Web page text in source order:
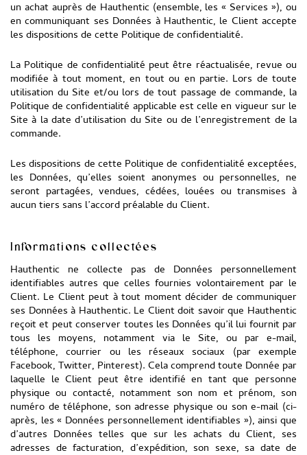
un achat auprès de Hauthentic (ensemble, les « Services »), ou
en communiquant ses Données à Hauthentic, le Client accepte
les dispositions de cette Politique de confidentialité.
La Politique de confidentialité peut être réactualisée, revue ou
modifiée à tout moment, en tout ou en partie. Lors de toute
utilisation du Site et/ou lors de tout passage de commande, la
Politique de confidentialité applicable est celle en vigueur sur le
Site à la date d’utilisation du Site ou de l’enregistrement de la
commande.
Les dispositions de cette Politique de confidentialité exceptées,
les Données, qu’elles soient anonymes ou personnelles, ne
seront partagées, vendues, cédées, louées ou transmises à
aucun tiers sans l’accord préalable du Client.
Informations collectées
Hauthentic ne collecte pas de Données personnellement
identifiables autres que celles fournies volontairement par le
Client. Le Client peut à tout moment décider de communiquer
ses Données à Hauthentic. Le Client doit savoir que Hauthentic
reçoit et peut conserver toutes les Données qu’il lui fournit par
tous les moyens, notamment via le Site, ou par e-mail,
téléphone, courrier ou les réseaux sociaux (par exemple
Facebook, Twitter, Pinterest). Cela comprend toute Donnée par
laquelle le Client peut être identifié en tant que personne
physique ou contacté, notamment son nom et prénom, son
numéro de téléphone, son adresse physique ou son e-mail (ci-
après, les « Données personnellement identifiables »), ainsi que
d’autres Données telles que sur les achats du Client, ses
adresses de facturation, d’expédition, son sexe, sa date de